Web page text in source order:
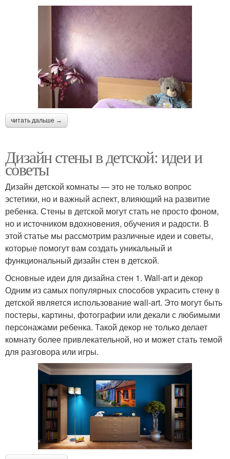
читать дальше →
Дизайн стены в детской: идеи и
советы
Дизайн детской комнаты — это не только вопрос
эстетики, но и важный аспект, влияющий на развитие
ребенка. Стены в детской могут стать не просто фоном,
но и источником вдохновения, обучения и радости. В
этой статье мы рассмотрим различные идеи и советы,
которые помогут вам создать уникальный и
функциональный дизайн стен в детской.
Основные идеи для дизайна стен 1. Wall-art и декор
Одним из самых популярных способов украсить стену в
детской является использование wall-art. Это могут быть
постеры, картины, фотографии или декали с любимыми
персонажами ребенка. Такой декор не только делает
комнату более привлекательной, но и может стать темой
для разговора или игры.